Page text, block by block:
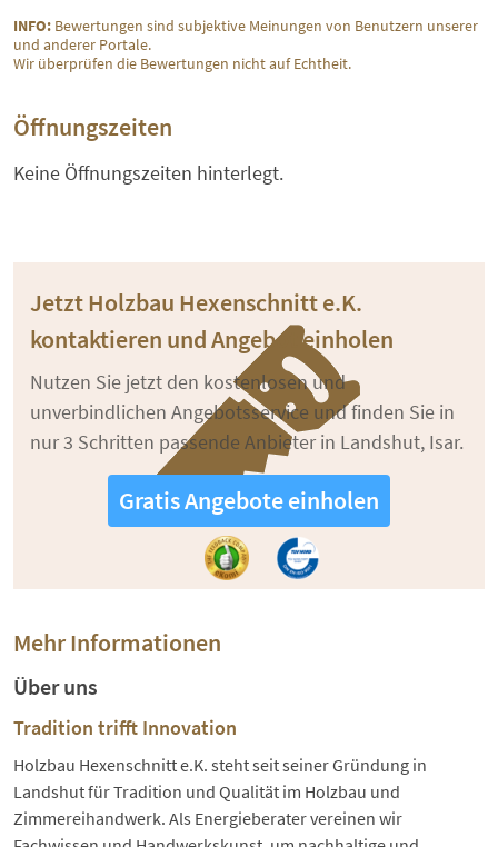
INFO: Bewertungen sind subjektive Meinungen von Benutzern unserer
und anderer Portale.
Wir überprüfen die Bewertungen nicht auf Echtheit.
Öffnungszeiten
Keine Öffnungszeiten hinterlegt.
Jetzt Holzbau Hexenschnitt e.K.
kontaktieren und Angebot einholen
Nutzen Sie jetzt den kostenlosen und
unverbindlichen Angebotsservice und finden Sie in
nur 3 Schritten passende Anbieter in Landshut, Isar.
Gratis Angebote einholen
Mehr Informationen
Über uns
Tradition trifft Innovation
Holzbau Hexenschnitt e.K. steht seit seiner Gründung in
Landshut für Tradition und Qualität im Holzbau und
Zimmereihandwerk. Als Energieberater vereinen wir